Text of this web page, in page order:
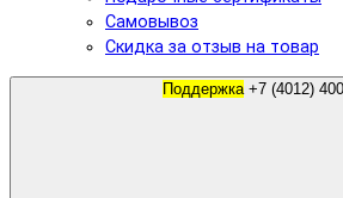
Самовывоз
Скидка за отзыв на товар
Поддержка